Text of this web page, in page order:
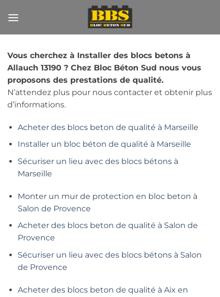
au
Vous cherchez à Installer des blocs betons à
Allauch 13190 ? Chez Bloc Béton Sud nous vous
proposons des prestations de qualité.
N’attendez plus pour nous contacter et obtenir plus
d’informations.
Acheter des blocs beton de qualité à Marseille
Installer un bloc béton de qualité à Marseille
Sécuriser un lieu avec des blocs bétons à
Marseille
Monter un mur de protection en bloc beton à
Salon de Provence
Acheter des blocs beton de qualité à Salon de
Provence
Sécuriser un lieu avec des blocs bétons à Salon
de Provence
Acheter des blocs beton de qualité à Aix en